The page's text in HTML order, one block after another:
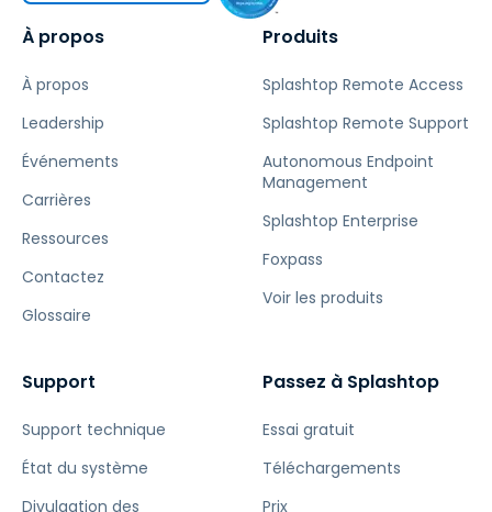
À propos
À propos
Leadership
Événements
Carrières
Ressources
Contactez
Glossaire
Produits
Splashtop Remote Access
Splashtop Remote Support
Autonomous Endpoint
Management
Splashtop Enterprise
Foxpass
Voir les produits
Support
Support technique
État du système
Divulgation des
Passez à Splashtop
Essai gratuit
Téléchargements
Prix